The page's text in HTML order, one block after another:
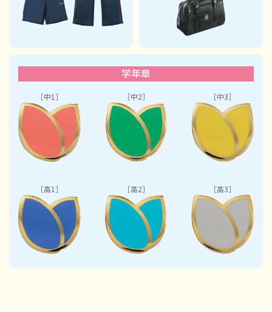
学年章
［中1］
［高1］
［中2］
［高2］
［中3］
［高3］